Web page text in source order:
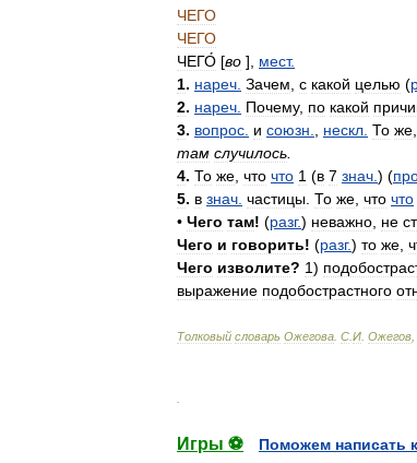
ЧЕГО
ЧЕГО
ЧЕГО́ [во ], мест.
1. нареч Зачем с какой целью (
2. нареч Почему, по какой
3. вопрос и союзн нескл То же
там случилось
4. То же что что 1 (в 7 знач ) (
5. в знач частицы То же что что
• Чего там! (разг.) неважно не
Чего и говорить! (разг.) то же
Чего изволите? 1)
выражение подобострастного
Толковый словарь Ожегова С И Ожегов
Игры ⚽
Поможем написать